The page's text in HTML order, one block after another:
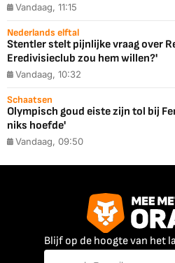
Vandaag, 11:15
Nederlands elftal
Stentler stelt pijnlijke vraag over
Eredivisieclub zou hem willen?'
Vandaag, 10:32
Schaatsen
Olympisch goud eiste zijn tol bij
niks hoefde'
Vandaag, 09:50
Blijf op de hoogte van het